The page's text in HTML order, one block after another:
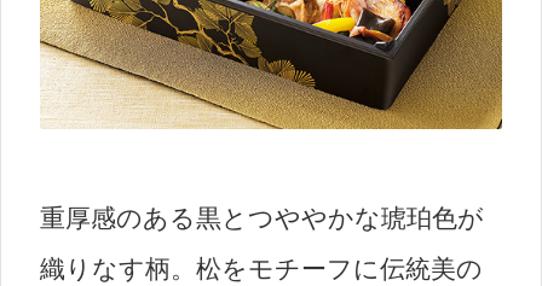
重厚感のある黒とつややかな琥珀色が
織りなす柄。松をモチーフに伝統美の